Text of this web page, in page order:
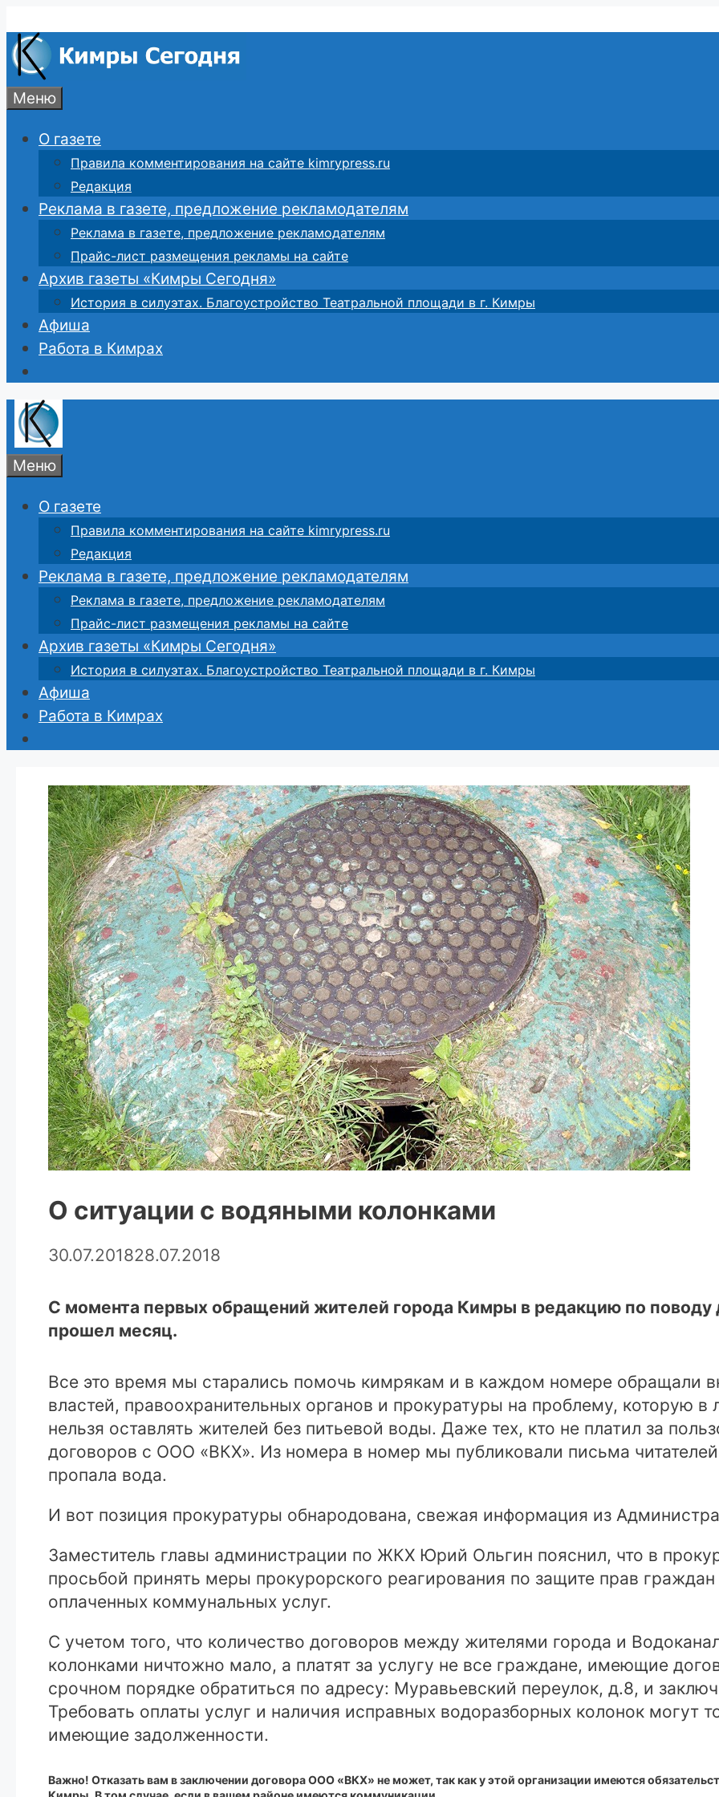
к
содержимому
Меню
О газете
Правила комментирования на сайте kimrypress.ru
Редакция
Реклама в газете, предложение рекламодателям
Реклама в газете, предложение рекламодателям
Прайс-лист размещения рекламы на сайте
Архив газеты «Кимры Сегодня»
История в силуэтах. Благоустройство Театральной площади в г. Кимры
Афиша
Работа в Кимрах
Меню
О газете
Правила комментирования на сайте kimrypress.ru
Редакция
Реклама в газете, предложение рекламодателям
Реклама в газете, предложение рекламодателям
Прайс-лист размещения рекламы на сайте
Архив газеты «Кимры Сегодня»
История в силуэтах. Благоустройство Театральной площади в г. Кимры
Афиша
Работа в Кимрах
О ситуации с водяными колонками
30.07.201828.07.2018
С момента первых обращений жителей города Кимры в редакцию по поводу
прошел месяц.
Все это время мы старались помочь кимрякам и в каждом номере обращали
властей, правоохранительных органов и прокуратуры на проблему, которую
нельзя оставлять жителей без питьевой воды. Даже тех, кто не платил за
договоров с ООО «ВКХ». Из номера в номер мы публиковали письма
пропала вода.
И вот позиция прокуратуры обнародована, свежая информация из
Заместитель главы администрации по ЖКХ Юрий Ольгин пояснил, что в
просьбой принять меры прокурорского реагирования по защите прав
оплаченных коммунальных услуг.
С учетом того, что количество договоров между жителями города и
колонками ничтожно мало, а платят за услугу не все граждане, имеющие
срочном порядке обратиться по адресу: Муравьевский переулок, д.8, и
Требовать оплаты услуг и наличия исправных водоразборных колонок могут
имеющие задолженности.
Важно! Отказать вам в заключении договора ООО «ВКХ» не может, так как у этой организации имеются